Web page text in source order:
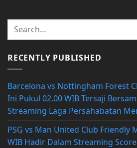
RECENTLY PUBLISHED
Barcelona vs Nottingham Forest
Ini Pukul 02.00 WIB Tersaji
Streaming Laga Persahabatan
PSG vs Man United Club Friendly
WIB Hadir Dalam Streaming